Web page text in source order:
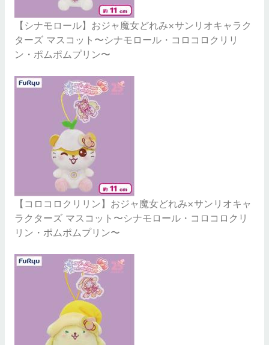
【シナモロール】おジャ魔女どれみ×サンリオキャラク
ターズ マスコット〜シナモロール・コロコロクリリ
ン・ポムポムプリン〜
【コロコロクリリン】おジャ魔女どれみ×サンリオキャ
ラクターズ マスコット〜シナモロール・コロコロクリ
リン・ポムポムプリン〜